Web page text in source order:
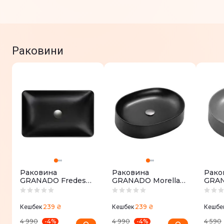
Раковини
Раковина
GRANADO Fredes
black
Кешбек 239 ₴
4 990
-4%
Раковина
GRANADO Morella
black
Кешбек 239 ₴
4 990
-4%
4 590